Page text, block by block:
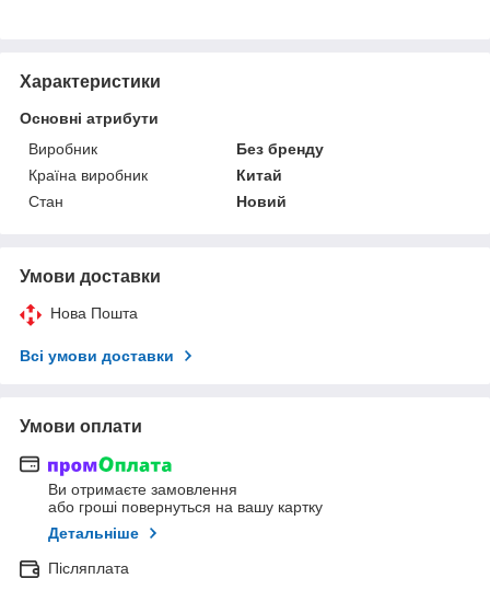
Характеристики
Основні атрибути
Виробник
Без бренду
Країна виробник
Китай
Стан
Новий
Умови доставки
Нова Пошта
Всі умови доставки
Умови оплати
Ви отримаєте замовлення
або гроші повернуться на вашу картку
Детальніше
Післяплата